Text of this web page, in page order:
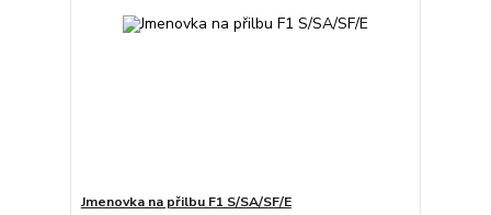
Jmenovka na přilbu F1 S/SA/SF/E